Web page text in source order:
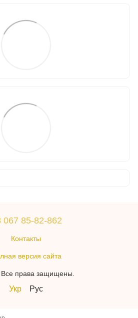
067 85-82-862
Контакты
версия сайта
права защищены.
Укр Рус